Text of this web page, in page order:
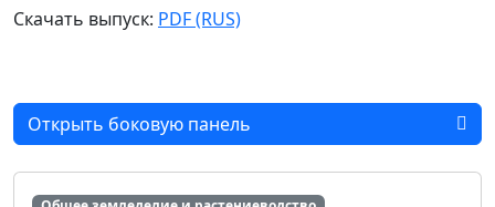
Скачать выпуск: PDF (RUS)
Открыть боковую панель